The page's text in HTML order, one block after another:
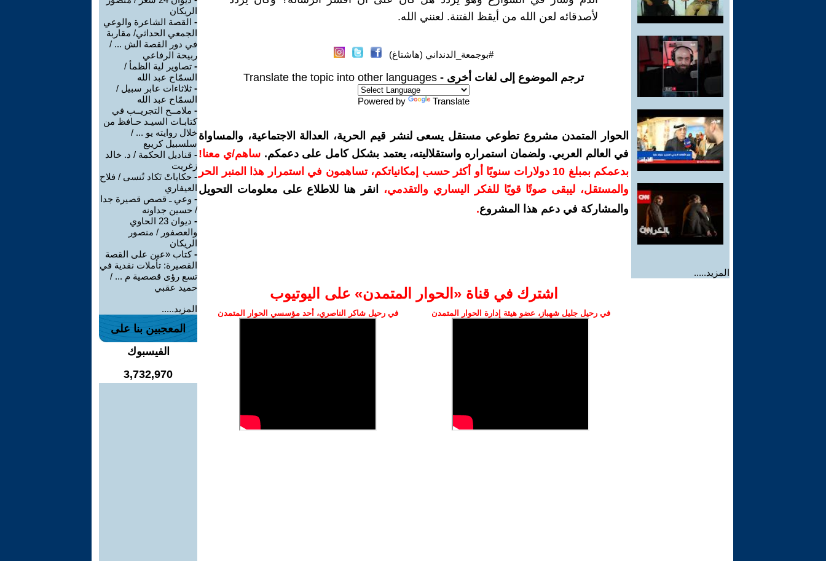
المزيد.....
لأصدقائه لعن الله من أيقظ الفتنة. لعنني الله.
#بوجمعة_الدنداني (هاشتاغ)
ترجم الموضوع إلى لغات أخرى - Translate the topic into other languages
Powered by Translate
الحوار المتمدن مشروع تطوعي مستقل يسعى لنشر قيم الحرية، العدالة الاجتماعية، والمساواة
في العالم العربي. ولضمان استمراره واستقلاليته، يعتمد بشكل كامل على دعمكم. ساهم/ي معنا!
بدعمكم بمبلغ 10 دولارات سنويًا أو أكثر حسب إمكانياتكم، تساهمون في استمرار هذا المنبر الحر
والمستقل، ليبقى صوتًا قويًا للفكر اليساري والتقدمي،
انقر هنا للاطلاع على معلومات التحويل
والمشاركة في دعم هذا المشروع.
اشترك في قناة ‫«الحوار المتمدن» على اليوتيوب
في رحيل جليل شهباز، عضو هيئة إدارة الحوار المتمدن في رحيل شاكر الناصري، أحد مؤسسي الحوار المتمدن
الريكان
- القصة الشاعرة والوعي
الجمعي الحداثي/ مقاربة
في دور القصة الش ... /
ربيحة الرفاعي
- تصاوير لية الظمأ /
السمّاح عبد الله
- ثلاثاءات عابر سبيل /
السمّاح عبد الله
- ملامــح التجريــب في
كتابـات السيـد حـافظ من
خلال روايته يو ... /
سلسبيل كريبع
- قناديل الحكمة / د. خالد
زغريت
- حكاياتْ تَكاد تُنسى / فلاح
العيفاري
- وعي ـ قصص قصيرة جدا
/ حسين جداونه
-
ديوان 23 الحاوي
والعصفور / منصور
الريكان
-كتاب «عين على القصة
القصيرة: تأملات نقدية في
تسع رؤى قصصية م ... /
حميد عقبي
المزيد.....
المعجبين بنا على
الفيسبوك
3,732,970